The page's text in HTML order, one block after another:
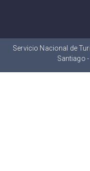
Servicio Nacional de
Santiago -